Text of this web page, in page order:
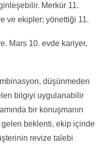
Merkür 11.
ve ekipler; yönettiği 11.
Mars 10. evde kariyer,
düşünmeden
bilgiyi uygulanabilir
bir konuşmanın
beklenti, ekip içinde
revize talebi